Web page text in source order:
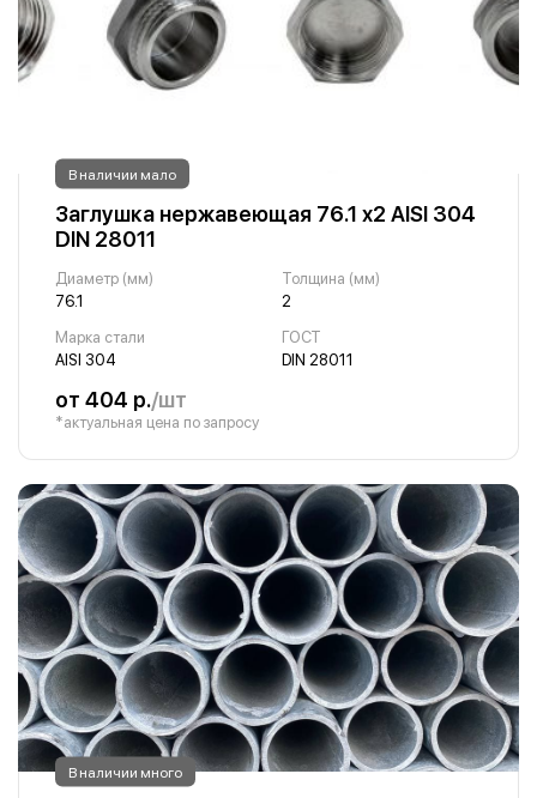
В наличии мало
Заглушка нержавеющая 76.1 х2 AISI 304
DIN 28011
Диаметр (мм)
76.1
Толщина (мм)
2
Марка стали
AISI 304
ГОСТ
DIN 28011
от 404 р./шт
*актуальная цена по запросу
В наличии много